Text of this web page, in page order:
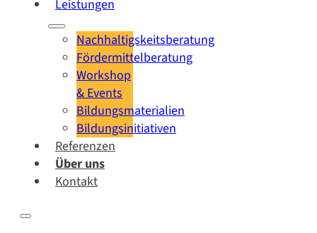
Leistungen
Nachhaltigskeitsberatung
Fördermittelberatung
Workshop
& Events
Bildungsmaterialien
Bildungsinitiativen
Referenzen
Über uns
Kontakt